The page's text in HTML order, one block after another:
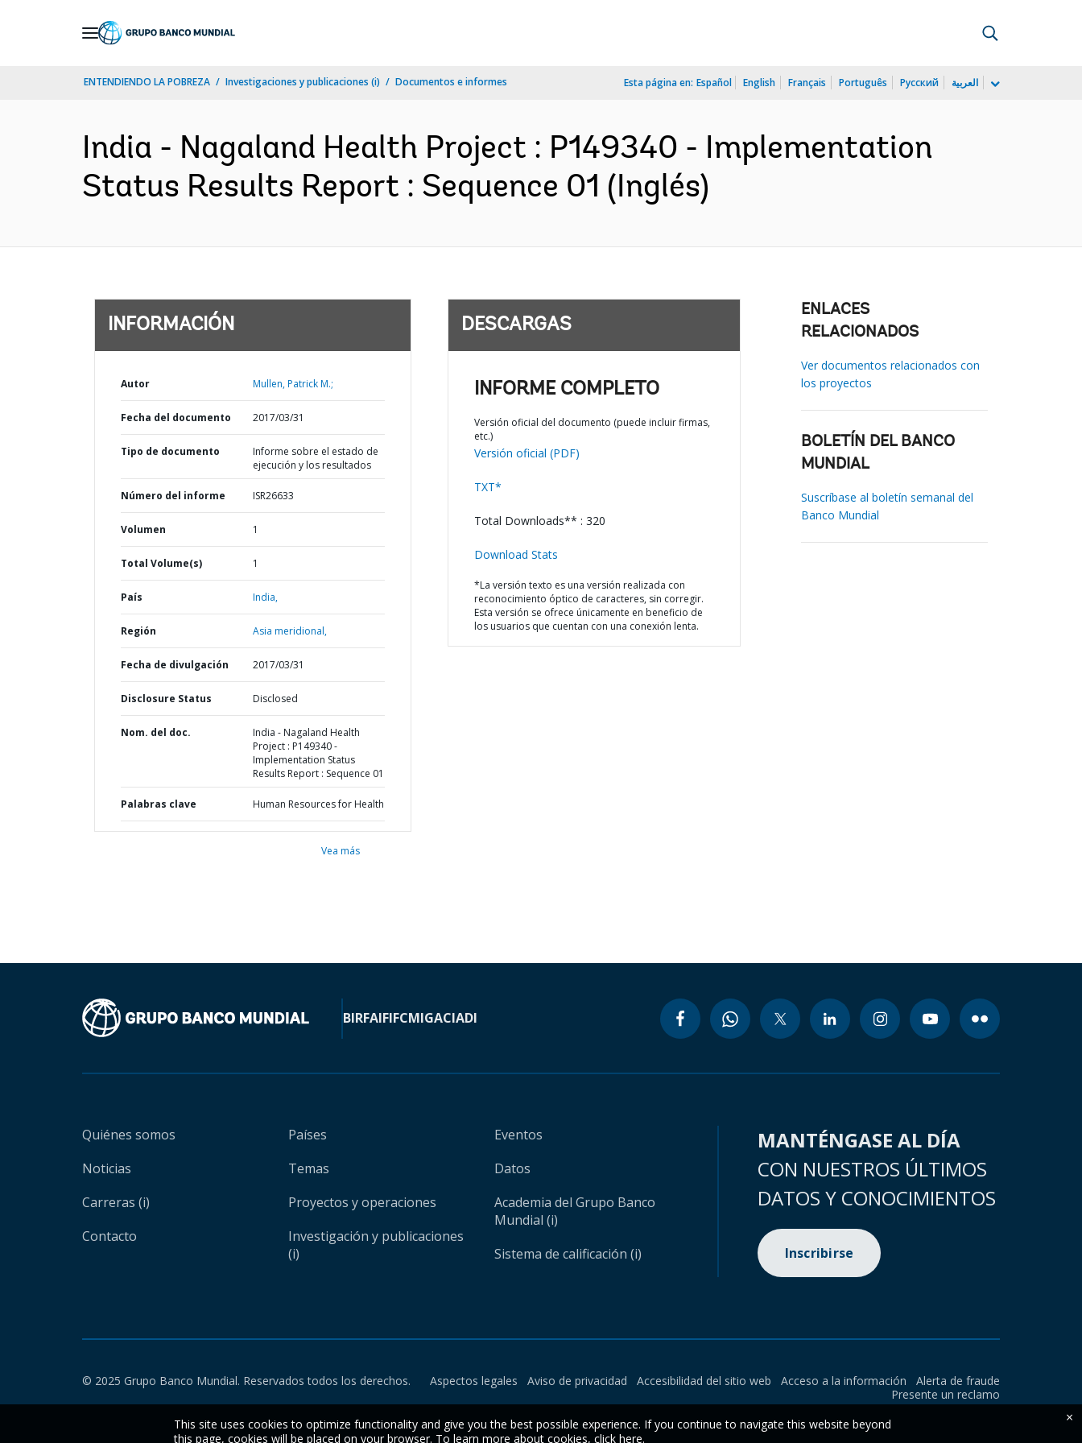
ENTENDIENDO LA POBREZA Investigaciones y publicaciones (i) Documentos e informes Esta página en: Español English Français Português Русский العربية
India - Nagaland Health Project : P149340 - Implementation
Status Results Report : Sequence 01 (Inglés)
INFORMACIÓN
Autor Mullen, Patrick M.;
Fecha del documento 2017/03/31
Tipo de documento
Informe sobre el estado de
ejecución y los resultados
Número del informe ISR26633
Volumen 1
Total Volume(s) 1
País India,
Región Asia meridional,
Fecha de divulgación 2017/03/31
Disclosure Status Disclosed
Nom. del doc.
India - Nagaland Health
Project : P149340 -
Implementation Status
Results Report : Sequence 01
Palabras clave Human Resources for Health
Vea más
DESCARGAS
INFORME COMPLETO
Versión oficial del documento (puede incluir firmas,
etc.)
Versión oficial (PDF)
TXT*
Total Downloads** : 320
Download Stats
*La versión texto es una versión realizada con
reconocimiento óptico de caracteres, sin corregir.
Esta versión se ofrece únicamente en beneficio de
los usuarios que cuentan con una conexión lenta.
ENLACES
RELACIONADOS
Ver documentos relacionados con
los proyectos
BOLETÍN DEL BANCO
MUNDIAL
Suscríbase al boletín semanal del
Banco Mundial
BIRFAIFIFCMIGACIADI
Quiénes somos
Noticias
Carreras (i)
Contacto
Países
Temas
Proyectos y operaciones
Investigación y publicaciones
(i)
Eventos
Datos
Academia del Grupo Banco
Mundial (i)
Sistema de calificación (i)
MANTÉNGASE AL DÍA
CON NUESTROS ÚLTIMOS
DATOS Y CONOCIMIENTOS
Inscribirse
© 2025 Grupo Banco Mundial. Reservados todos los derechos. Aspectos legales Aviso de privacidad Accesibilidad del sitio web Acceso a la información
Alerta de fraude
Presente un reclamo
This site uses cookies to optimize functionality and give you the best possible experience. If you continue to navigate this website beyond
this page, cookies will be placed on your browser. To learn more about cookies, click here.
×